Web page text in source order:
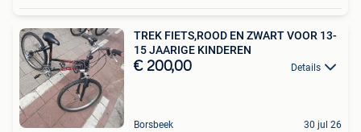
TREK FIETS,ROOD EN ZWART VOOR 13-
15 JAARIGE KINDEREN
€ 200,00 Details
Borsbeek 30 jul 26